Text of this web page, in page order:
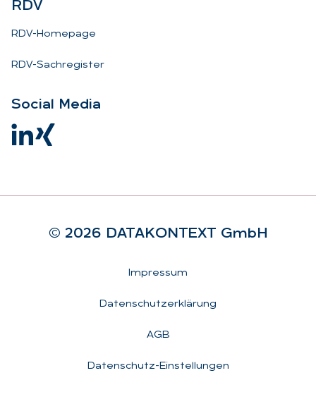
RDV
RDV-Homepage
RDV-Sachregister
So­ci­al Me­dia
© 2026 DA­TA­KON­TEXT GmbH
Impressum
Datenschutzerklärung
AGB
Datenschutz-Einstellungen